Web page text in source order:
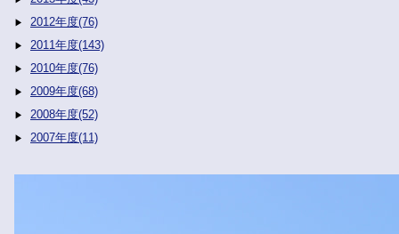
2012年度(76)
2011年度(143)
2010年度(76)
2009年度(68)
2008年度(52)
2007年度(11)